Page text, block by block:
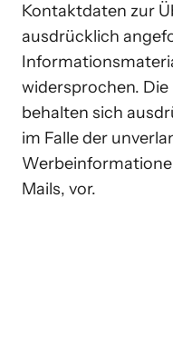
Kontaktdaten zur
ausdrücklich
widersprochen.
behalten sich
im Falle der
Mails, vor.